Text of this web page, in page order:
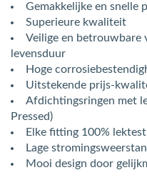
Gemakkelijke en snelle
Superieure kwaliteit
Veilige en betrouwbare
levensduur
Hoge
Uitstekende prijs-
Afdichtingsringen met
Pressed)
Elke fitting 100% lektest
Lage
Mooi design door